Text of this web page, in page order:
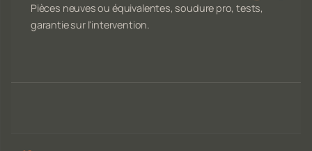
Pièces neuves ou équivalentes, soudure pro, tests,
garantie sur l'intervention.